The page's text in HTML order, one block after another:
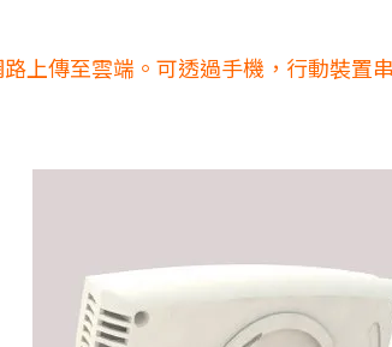
上傳至雲端。可透過手機，行動裝置